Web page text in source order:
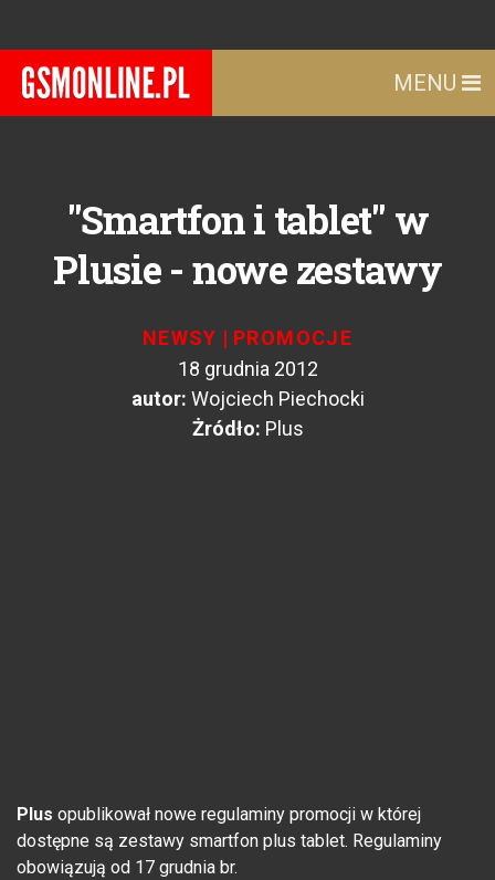
MENU
"Smartfon i tablet" w
Plusie - nowe zestawy
NEWSY | PROMOCJE
18 grudnia 2012
autor: Wojciech Piechocki
Żródło: Plus
Plus opublikował nowe regulaminy promocji w której
dostępne są zestawy smartfon plus tablet. Regulaminy
obowiązują od 17 grudnia br.